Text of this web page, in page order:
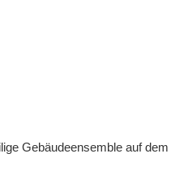
Gebäudeensemble auf